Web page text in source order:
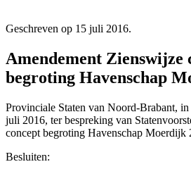
Geschreven op 15 juli 2016.
Amendement Zienswijze
begroting Havenschap
Provinciale Staten van Noord-Brabant,
juli 2016, ter bespreking van
concept begroting Havenschap Moerdijk
Besluiten: